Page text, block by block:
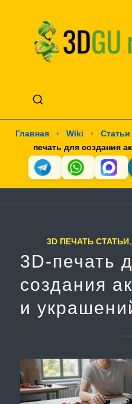
Главная › Wiki › Статьи
печать для создания
3D ПЕЧАТЬ СТАТЬИ,
3D-печать
создания
и